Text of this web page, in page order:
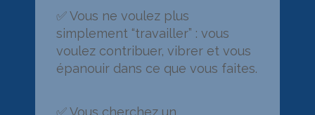
✅ Vous ne voulez plus
simplement “travailler” : vous
voulez contribuer, vibrer et vous
épanouir dans ce que vous faites.
✅ Vous cherchez un